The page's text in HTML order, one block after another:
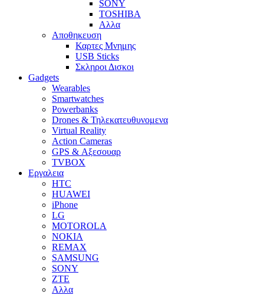
SONY
TOSHIBA
Αλλα
Αποθηκευση
Καρτες Μνημης
USB Sticks
Σκληροι Δισκοι
Gadgets
Wearables
Smartwatches
Powerbanks
Drones & Τηλεκατευθυνομενα
Virtual Reality
Action Cameras
GPS & Αξεσουαρ
TVBOX
Εργαλεια
HTC
HUAWEI
iPhone
LG
MOTOROLA
NOKIA
REMAX
SAMSUNG
SONY
ZTE
Αλλα